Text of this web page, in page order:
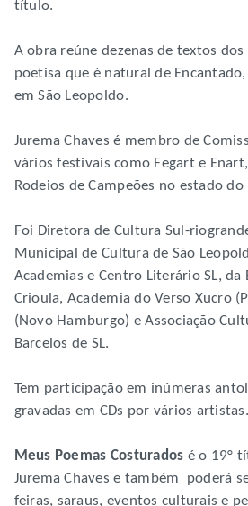
título.
A obra reúne dezenas de textos
poetisa que é natural de
em São Leopoldo.
Jurema Chaves é membro de
vários festivais como Fegart e
Rodeios de Campeões no estado do
Foi Diretora de Cultura Sul-
Municipal de Cultura de São
Academias e Centro Literário SL, da
Crioula, Academia do Verso Xucro
(Novo Hamburgo) e Associação
Barcelos de SL.
Tem participação em inúmeras
gravadas em CDs por vários artistas.
Meus Poemas Costurados é o 19°
Jurema Chaves e também poderá
feiras, saraus, eventos culturais e